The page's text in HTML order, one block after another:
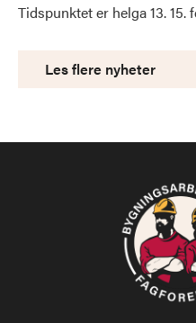
Tidspunktet er helga 13. 15.
Les flere nyheter